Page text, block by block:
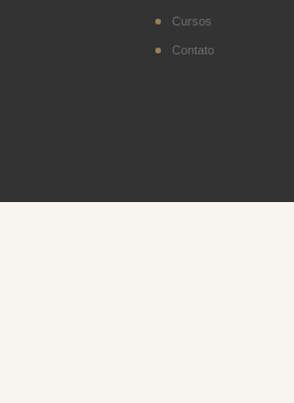
Cursos
Contato